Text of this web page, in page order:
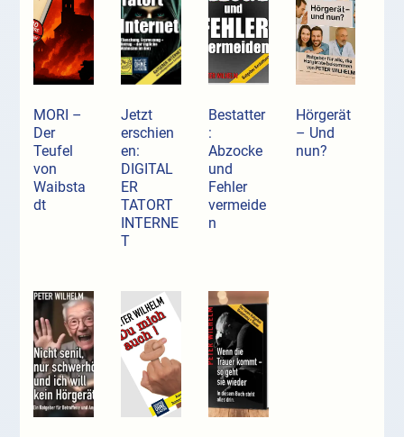
MORI –
Der
Teufel
von
Waibsta
dt
Jetzt
erschien
en:
DIGITAL
ER
TATORT
INTERNE
T
Bestatter
:
Abzocke
und
Fehler
vermeide
n
Hörgerät
– Und
nun?